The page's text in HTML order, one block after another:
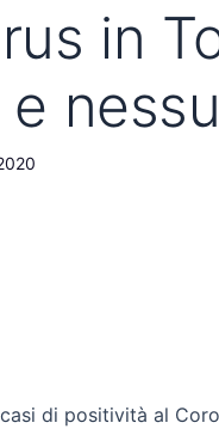
in
di positività al